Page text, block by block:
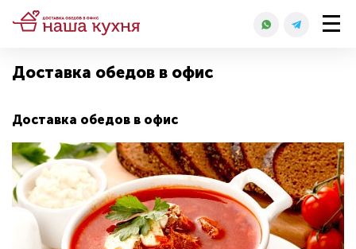
Доставка обедов в офис
Доставка обедов в офис